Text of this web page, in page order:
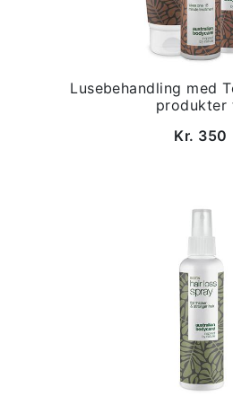
Lusebehandling med
produkter
Kr. 350